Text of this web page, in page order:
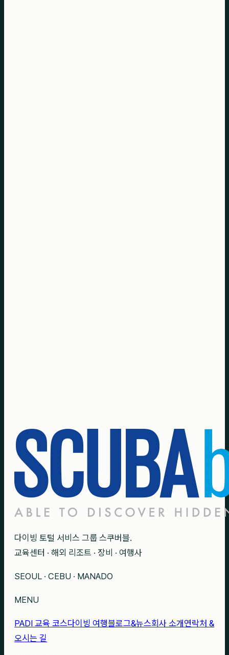
다이빙 토털 서비스 그룹 스쿠버블.
교육센터 · 해외 리조트 · 장비 · 여행사
SEOUL · CEBU · MANADO
MENU
PADI 교육 코스다이빙 여행블로그&뉴스회사 소개 연락처 &
오시는 길